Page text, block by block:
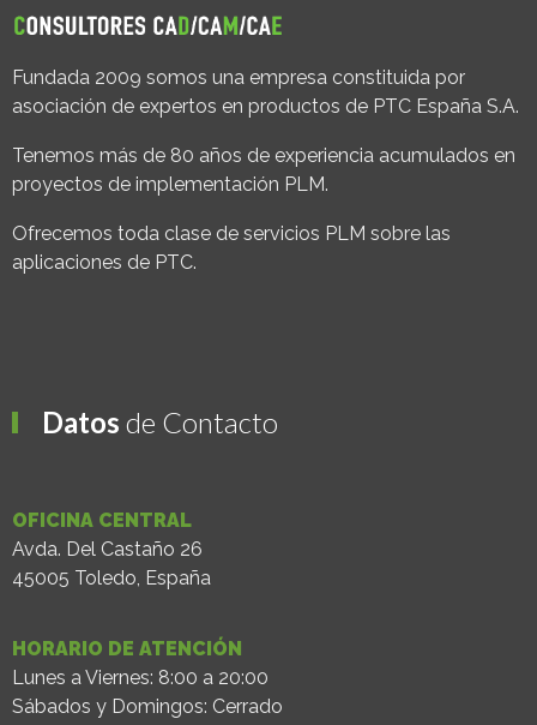
Fundada 2009 somos una empresa constituida por
asociación de expertos en productos de PTC España S.A.
Tenemos más de 80 años de experiencia acumulados en
proyectos de implementación PLM.
Ofrecemos toda clase de servicios PLM sobre las
aplicaciones de PTC.
Datos de Contacto
OFICINA CENTRAL
Avda. Del Castaño 26
45005 Toledo, España
HORARIO DE ATENCIÓN
Lunes a Viernes: 8:00 a 20:00
Sábados y Domingos: Cerrado